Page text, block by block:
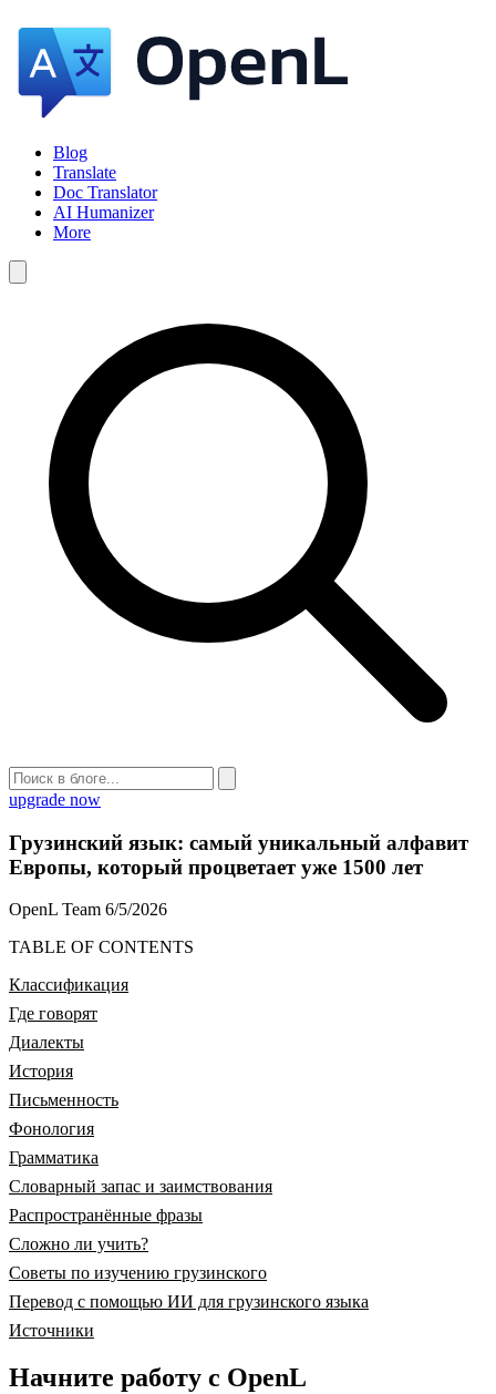
Blog
Translate
Doc Translator
AI Humanizer
More
upgrade now
Грузинский язык: самый уникальный алфавит
Европы, который процветает уже 1500 лет
OpenL Team 6/5/2026
TABLE OF CONTENTS
Классификация
Где говорят
Диалекты
История
Письменность
Фонология
Грамматика
Словарный запас и заимствования
Распространённые фразы
Сложно ли учить?
Советы по изучению грузинского
Перевод с помощью ИИ для грузинского языка
Источники
Начните работу с OpenL